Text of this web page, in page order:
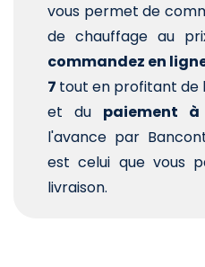
vous permet de
de chauffage au
commandez en
7 tout en profitant de
et du paiement
l'avance par
est celui que vous
livraison.